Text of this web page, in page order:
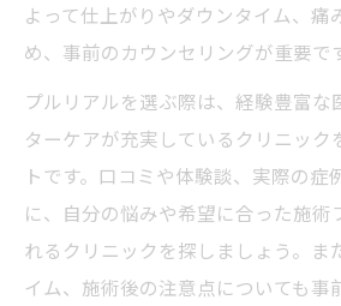
よって仕上がりやダウンタイム、痛
め、事前のカウンセリングが重要で
プルリアルを選ぶ際は、経験豊富な
ターケアが充実しているクリニック
トです。口コミや体験談、実際の症
に、自分の悩みや希望に合った施術
れるクリニックを探しましょう。ま
イム、施術後の注意点についても事